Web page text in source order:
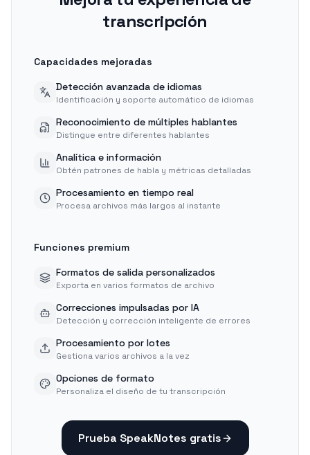
transcripción
Capacidades mejoradas
Detección avanzada de idiomas
Identificación y soporte automático de idiomas
Reconocimiento de múltiples hablantes
Distingue entre diferentes hablantes
Analítica e información
Obtén patrones de habla y métricas detalladas
Procesamiento en tiempo real
Procesa archivos más largos al instante
Funciones premium
Formatos de salida personalizados
Exporta en varios formatos de archivo
Correcciones impulsadas por IA
Detección y corrección inteligente de errores
Procesamiento por lotes
Gestiona varios archivos a la vez
Opciones de formato
Personaliza el diseño de tu transcripción
Prueba SpeakNotes gratis